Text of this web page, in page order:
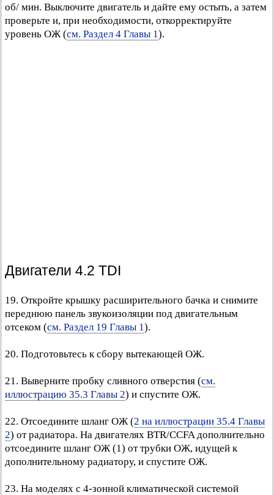
об/ мин. Выключите двигатель и дайте ему остыть, а затем
проверьте и, при необходимости, откорректируйте
уровень ОЖ (см. Раздел 4 Главы 1).
Двигатели 4.2 TDI
19. Откройте крышку расширительного бачка и снимите
переднюю панель звукоизоляции под двигательным
отсеком (см. Раздел 19 Главы 1).
20. Подготовьтесь к сбору вытекающей ОЖ.
21. Выверните пробку сливного отверстия (см.
иллюстрацию 35.3 Главы 2) и спустите ОЖ.
22. Отсоедините шланг ОЖ (2 на иллюстрации 35.4 Главы
2) от радиатора. На двигателях BTR/CCFA дополнительно
отсоедините шланг ОЖ (1) от трубки ОЖ, идущей к
дополнительному радиатору, и спустите ОЖ.
23. На моделях с 4-зонной климатической системой